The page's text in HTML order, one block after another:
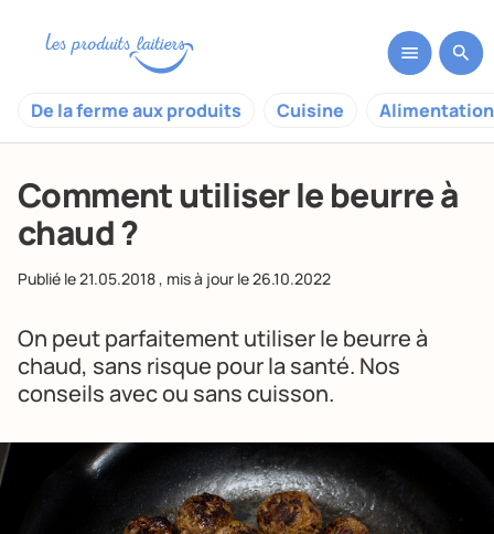
De la ferme aux produits Cuisine
Comment utiliser le beurre à
chaud ?
Publié le21.05.2018, mis à jour le26.10.2022
On peut parfaitement utiliser le beurre à
chaud, sans risque pour la santé. Nos
conseils avec ou sans cuisson.